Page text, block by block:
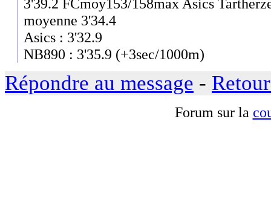
moyenne 3'34.4
Asics : 3'32.9
NB890 : 3'35.9 (+3sec/1000m)
Répondre au message -
Forum sur la